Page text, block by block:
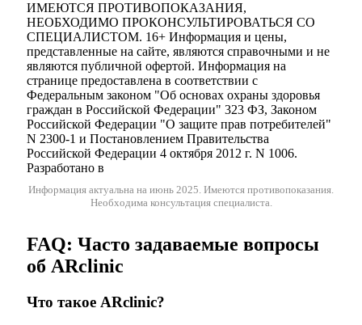
ИМЕЮТСЯ ПРОТИВОПОКАЗАНИЯ,
НЕОБХОДИМО ПРОКОНСУЛЬТИРОВАТЬСЯ СО
СПЕЦИАЛИСТОМ. 16+ Информация и цены,
представленные на сайте, являются справочными и не
являются публичной офертой. Информация на
странице предоставлена в соответствии с
Федеральным законом "Об основах охраны здоровья
граждан в Российской Федерации" 323 ФЗ, Законом
Российской Федерации "О защите прав потребителей"
N 2300-1 и Постановлением Правительства
Российской Федерации 4 октября 2012 г. N 1006.
Разработано в
Информация актуальна на июнь 2025. Имеются противопоказания.
Необходима консультация специалиста.
FAQ: Часто задаваемые вопросы
об ARclinic
Что такое ARclinic?